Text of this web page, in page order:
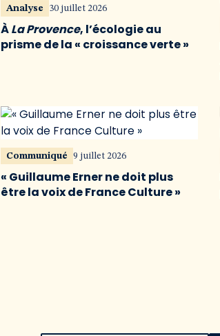
Analyse 30 juillet 2026
ÀLa Provence, l’écologie au
prisme de la « croissance verte »
Communiqué 9 juillet 2026
« Guillaume Erner ne doit plus
être la voix de France Culture »